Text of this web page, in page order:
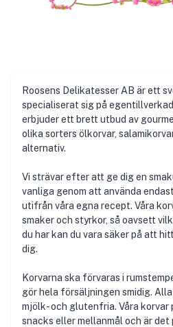
Roosens Delikatesser AB är ett
specialiserat sig på
erbjuder ett brett utbud av
olika sorters ölkorvar,
alternativ.
Vi strävar efter att ge dig en
vanliga genom att använda
utifrån våra egna recept. Våra
smaker och styrkor, så oavsett
du har kan du vara säker på att
dig.
Korvarna ska förvaras i
gör hela försäljningen smidig.
mjölk- och glutenfria. Våra korvar
snacks eller mellanmål och är